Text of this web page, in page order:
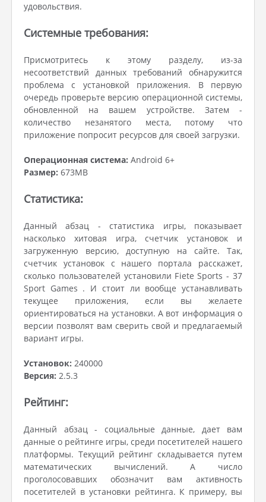
удовольствия.
Системные требования:
Присмотритесь к этому разделу, из-за
несоответствий данных требований обнаружится
проблема с установкой приложения. В первую
очередь проверьте версию операционной системы,
обновленной на вашем устройстве. Затем -
количество незанятого места, потому что
приложение попросит ресурсов для своей загрузки.
Операционная система: Android 6+
Размер: 673MB
Статистика:
Данный абзац - статистика игры, показывает
насколько хитовая игра, счетчик установок и
загруженную версию, доступную на сайте. Так,
счетчик установок с нашего портала расскажет,
сколько пользователей установили Fiete Sports - 37
Sport Games . И стоит ли вообще устанавливать
текущее приложения, если вы желаете
ориентироваться на установки. А вот информация о
версии позволят вам сверить свой и предлагаемый
вариант игры.
Установок: 240000
Версия: 2.5.3
Рейтинг:
Данный абзац - социальные данные, дает вам
данные о рейтинге игры, среди посетителей нашего
платформы. Текущий рейтинг складывается путем
математических вычислений. А число
проголосовавших обозначит вам активность
посетителей в установки рейтинга. К примеру, вы